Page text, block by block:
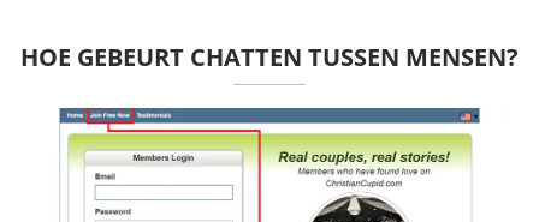
HOE GEBEURT CHATTEN TUSSEN MENSEN?